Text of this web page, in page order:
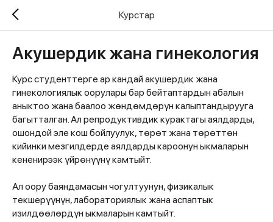
Курстар
Акушердик жана гинекология
Курс студенттерге ар кандай акушердик жана
гинекологиялык оорулары бар бейтаптардын абалын
аныктоо жана баалоо жөндөмдөрүн калыптандырууга
багытталган. Ал репродуктивдик курактагы аялдарды,
ошондой эле кош бойлуулук, төрөт жана төрөттөн
кийинки мезгилдерде аялдарды кароонун ыкмаларын
кененирээк үйрөнүүнү камтыйт.
Ал оору баяндамасын чогултуунун, физикалык
текшерүүнүн, лабораториялык жана аспаптык
изилдөөлөрдүн ыкмаларын камтыйт.